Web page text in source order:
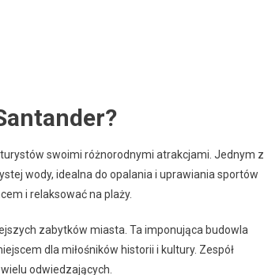
swoimi różnorodnymi atrakcjami. Jednym z
wody, idealna do opalania i uprawiania sportów
i relaksować na plaży.
zabytków miasta. Ta imponująca budowla
dla miłośników historii i kultury. Zespół
odwiedzających.